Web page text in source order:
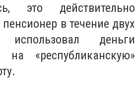
это действительно
в течение двух
деньги
на «республиканскую»